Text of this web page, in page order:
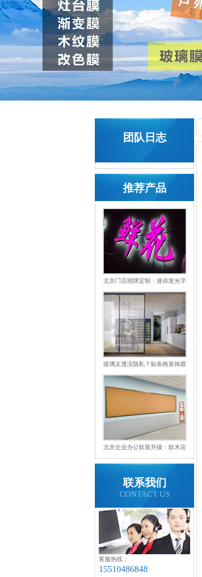
团队日志
推荐产品
北京门店招牌定制：迷你发光字
使用场景与优缺点解析
玻璃太透没隐私？贴条格装饰膜
完美解决
北京企业办公软装升级：软木应
用与核心优势
联系我们
CONTACT US
客服热线：
15510486848